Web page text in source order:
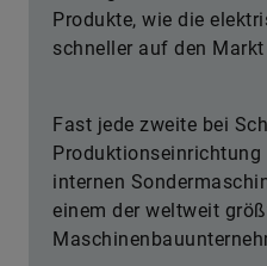
Produkte, wie die
schneller auf den
Fast jede zweite bei
internen
einem der weltweit